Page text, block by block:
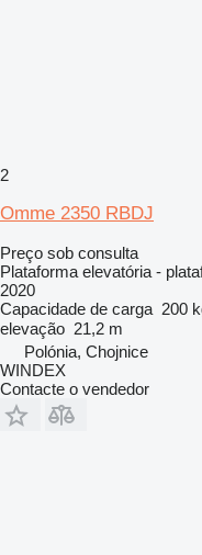
2
Omme 2350 RBDJ
Preço sob consulta
Plataforma elevatória -
2020
Capacidade de carga 200
elevação 21,2 m
Polónia, Chojnice
WINDEX
Contacte o vendedor